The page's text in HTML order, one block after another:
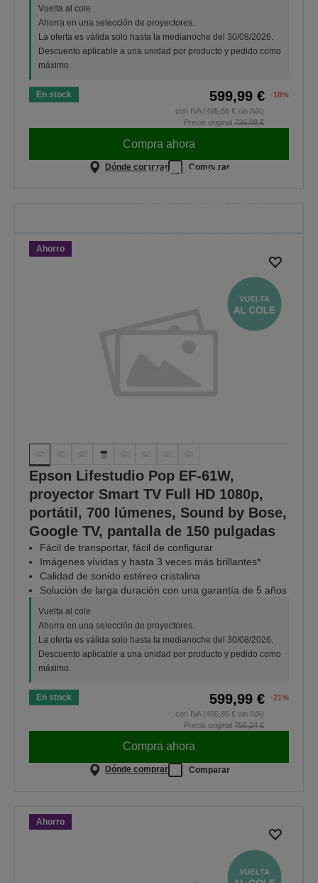
Vuelta al cole
Ahorra en una selección de proyectores.
La oferta es válida solo hasta la medianoche del 30/08/2026.
Descuento aplicable a una unidad por producto y pedido como
máximo.
En stock 599,99 €
-18%
con IVA (495,86 € sin IVA)
Precio original 736,08 €
Compra ahora
Dónde comprar Comparar
Vuelta al cole
Ahorro
Epson Lifestudio Pop EF-61W,
proyector Smart TV Full HD 1080p,
portátil, 700 lúmenes, Sound by Bose,
Google TV, pantalla de 150 pulgadas
Fácil de transportar, fácil de configurar
Imágenes vívidas y hasta 3 veces más brillantes*
Calidad de sonido estéreo cristalina
Solución de larga duración con una garantía de 5 años
Vuelta al cole
Ahorra en una selección de proyectores.
La oferta es válida solo hasta la medianoche del 30/08/2026.
Descuento aplicable a una unidad por producto y pedido como
máximo.
En stock 599,99 €
-21%
con IVA (495,86 € sin IVA)
Precio original 756,24 €
Compra ahora
Dónde comprar Comparar
Ahorro